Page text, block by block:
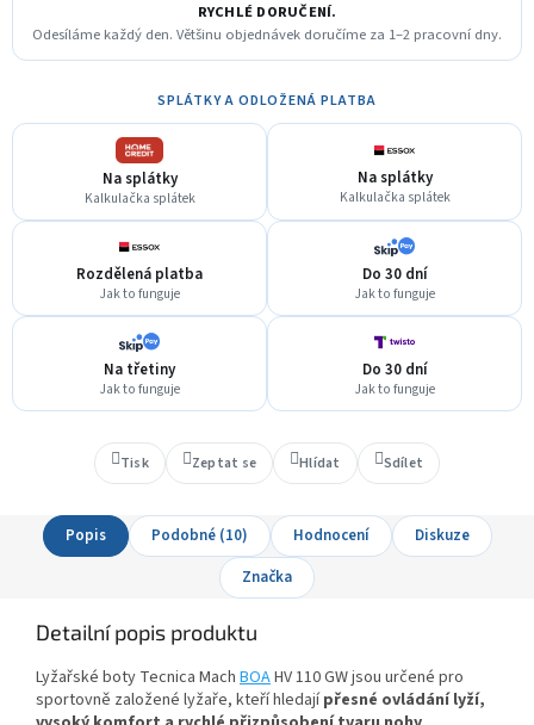
RYCHLÉ DORUČENÍ.
Odesíláme každý den. Většinu objednávek doručíme za 1–2 pracovní dny.
SPLÁTKY A ODLOŽENÁ PLATBA
Na splátky
Kalkulačka splátek
Na splátky
Kalkulačka splátek
Rozdělená platba
Jak to funguje
Do 30 dní
Jak to funguje
Na třetiny
Jak to funguje
Do 30 dní
Jak to funguje
Tisk Zeptat se Hlídat Sdílet
Popis Podobné (10) Hodnocení
Diskuze
Značka
Detailní popis produktu
Lyžařské boty Tecnica Mach BOAHV 110 GWjsou určené pro
sportovně založené lyžaře, kteří hledajípřesné ovládání lyží,